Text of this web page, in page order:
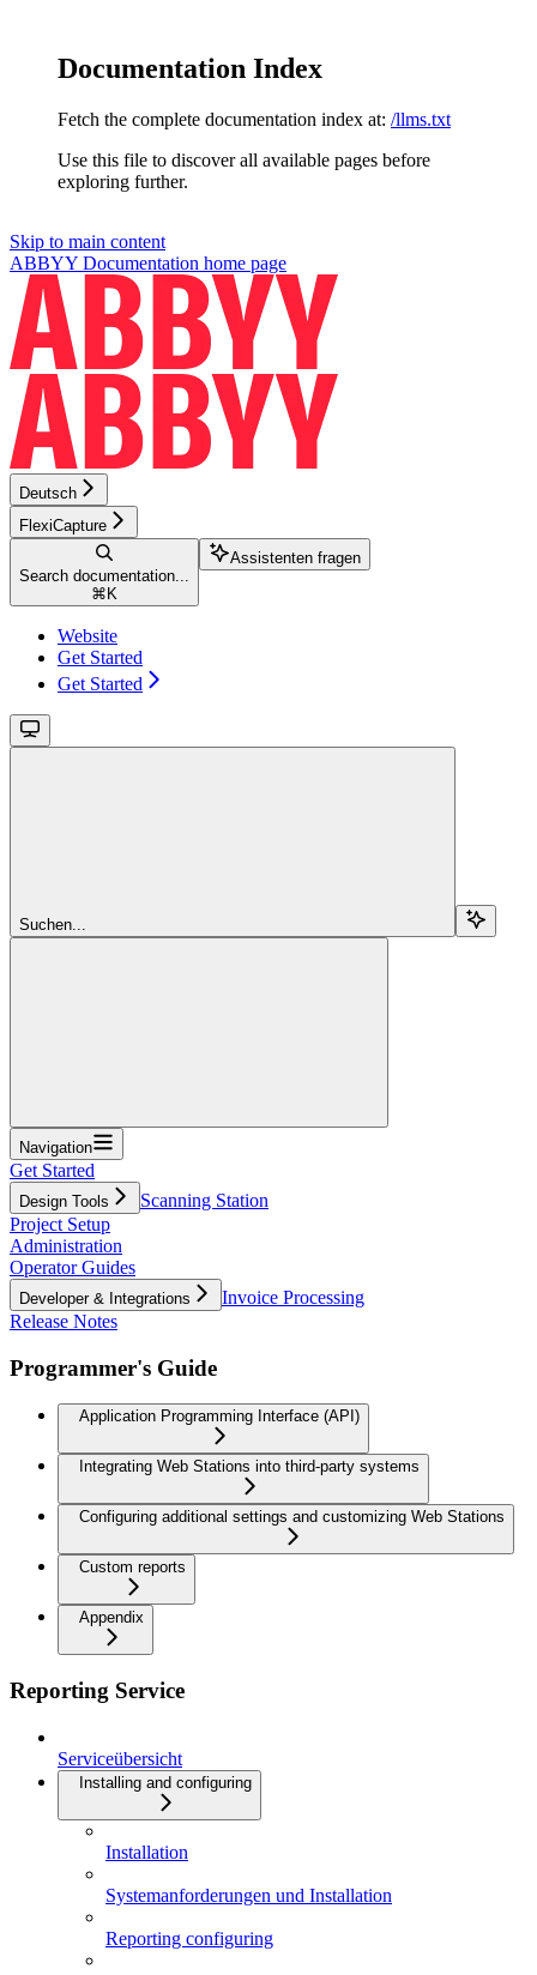
Documentation Index
Fetch the complete documentation index at: /llms.txt
Use this file to discover all available pages before
exploring further.
Skip to main content
ABBYY Documentation home page
Deutsch
FlexiCapture
Search documentation...
⌘ K
Assistenten fragen
Website
Get Started
Get Started
Suchen...
Navigation
Get Started
Design Tools
Scanning Station
Project Setup
Administration
Operator Guides
Developer & Integrations
Invoice Processing
Release Notes
Programmer's Guide
Application Programming Interface (API)
Integrating Web Stations into third-party systems
Configuring additional settings and customizing Web Stations
Custom reports
Appendix
Reporting Service
Serviceübersicht
Installing and configuring
Installation
Systemanforderungen und Installation
Reporting configuring